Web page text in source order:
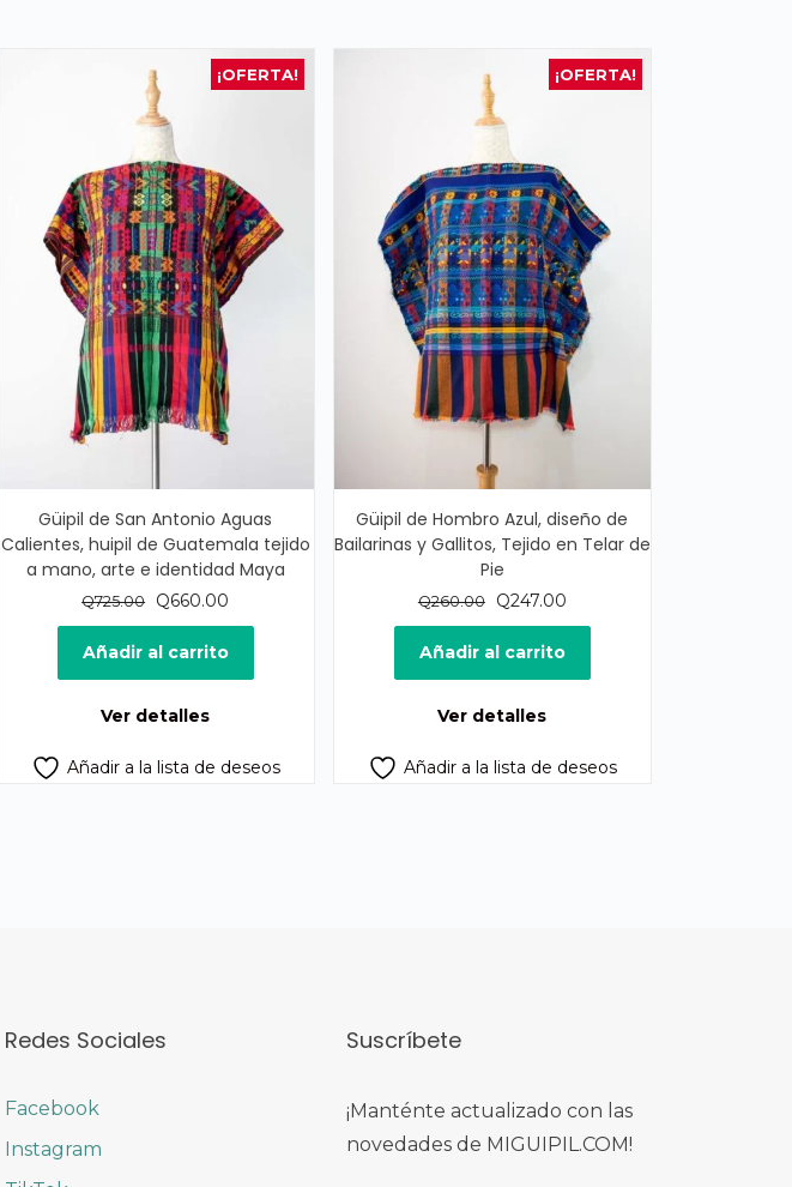
¡OFERTA!
Güipil de San Antonio Aguas
Calientes, huipil de Guatemala tejido
a mano, arte e identidad Maya
Q725.00
El
precio
original
era:
Q660.00
precio
actual
es:
Añadir al carrito
Ver detalles
Añadir a la lista de deseos
¡OFERTA!
Güipil de Hombro Azul, diseño de
Bailarinas y Gallitos, Tejido en Telar de
Pie
Q260.00
El
precio
original
era:
Q247.00El
precio
actual
es:
Añadir al carrito
Ver detalles
Añadir a la lista de deseos
Redes Sociales
Facebook
Instagram
Suscríbete
¡Manténte actualizado con las
novedades de MIGUIPIL.COM!